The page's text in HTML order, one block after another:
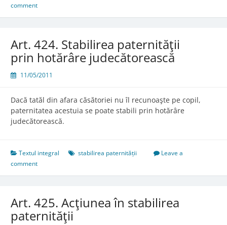
acţiunii
maternităţii
comment
Art. 424. Stabilirea paternităţii
prin hotărâre judecătorească
11/05/2011
Dacă tatăl din afara căsătoriei nu îl recunoaşte pe copil,
paternitatea acestuia se poate stabili prin hotărâre
judecătorească.
Textul integral stabilirea paternității
Leave a
comment
Art. 425. Acţiunea în stabilirea
paternităţii